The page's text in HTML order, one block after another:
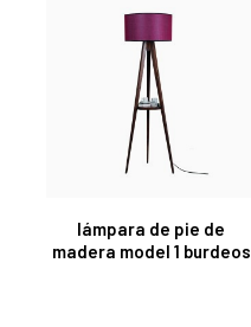
lámpara de pie de
madera model 1 burdeos